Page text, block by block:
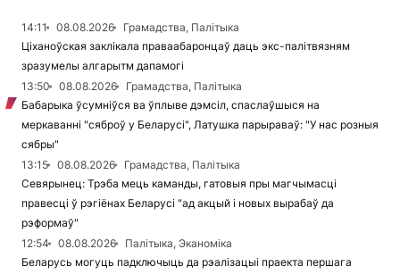
14:11 08.08.2026
Грамадства, Палітыка
Ціханоўская заклікала праваабаронцаў даць экс-палітвязням
зразумелы алгарытм дапамогі
13:50
08.08.2026
Грамадства, Палітыка
Бабарыка ўсумніўся ва ўплыве дэмсіл, спаслаўшыся на
меркаванні "сяброў у Беларусі", Латушка парыраваў: "У нас розныя
сябры"
13:15
08.08.2026
Грамадства, Палітыка
Севярынец: Трэба мець каманды, гатовыя пры магчымасці
правесці ў рэгіёнах Беларусі "ад акцый і новых вырабаў да
рэформаў"
12:54
08.08.2026
Палітыка, Эканоміка
Беларусь могуць падключыць да рэалізацыі праекта першага